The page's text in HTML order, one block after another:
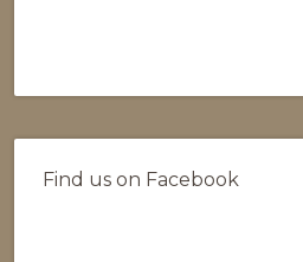
Find us on Facebook